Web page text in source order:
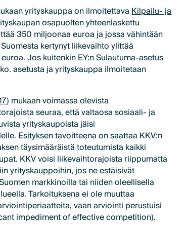
yrityskauppa on ilmoitettavaKilpailu- ja
osapuolten yhteenlaskettu
350 miljoonaa euroa ja jossa vähintään
kertynyt liikevaihto ylittää
Jos kuitenkin EY:n Sulautuma-asetus
asetusta ja yrityskauppa ilmoitetaan
) mukaan voimassa olevista
seuraa, että valtaosa sosiaali- ja
yrityskaupoista jäisi
Esityksen tavoitteena on saattaa KKV:n
täysimääräistä toteutumista kaikki
KKV voisi liikevaihtorajoista riippumatta
yrityskauppoihin, jos ne estäisivät
markkinoilla tai niiden oleellisella
Tarkoituksena ei ole muuttaa
vaan arviointi perustuisi
impediment of effective competition).